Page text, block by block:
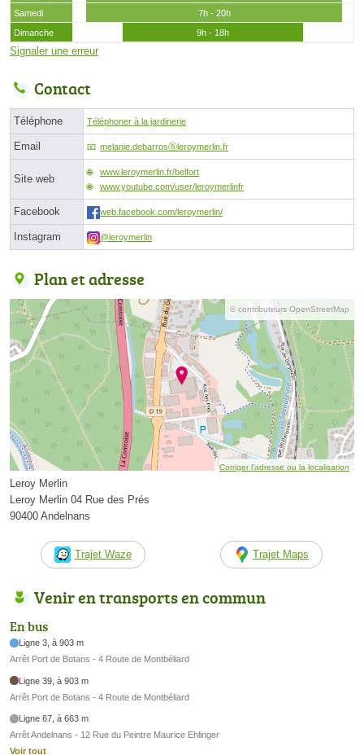
Samedi
7h - 20h
Dimanche
9h - 18h
Signaler une erreur
Contact
Téléphone Téléphoner à la jardinerie
Email melanie.debarrosⓐleroymerlin.fr
Site web
www.leroymerlin.fr/belfort
www.youtube.com/user/leroymerlinfr
Facebook web.facebook.com/leroymerlin/
Instagram @leroymerlin
Plan et adresse
© contributeurs OpenStreetMap
Corriger l’adresse ou la localisation
Leroy Merlin
Leroy Merlin 04 Rue des Prés
90400 Andelnans
Trajet Waze Trajet Maps
Venir en transports en commun
En bus
Ligne 3, à 903 m
Arrêt Port de Botans - 4 Route de Montbéliard
Ligne 39, à 903 m
Arrêt Port de Botans - 4 Route de Montbéliard
Ligne 67, à 663 m
Arrêt Andelnans - 12 Rue du Peintre Maurice Ehlinger
Voir tout